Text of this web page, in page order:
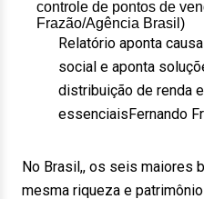
Relatório aponta
social e aponta
distribuição de renda
essenciaisFernando
No Brasil,, os seis maiores
mesma riqueza e